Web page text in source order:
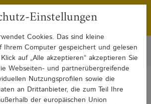
Franchising
lernen gehören zusammen
Einstellungen
Cookies. Das sind kleine
Ihrem Computer gespeichert und gelesen
auf „Alle akzeptieren“ akzeptieren Sie
Webseiten- und partnerübergreifende
Nutzungsprofilen sowie die
an Drittanbieter, die zum Teil Ihre
der europäischen Union